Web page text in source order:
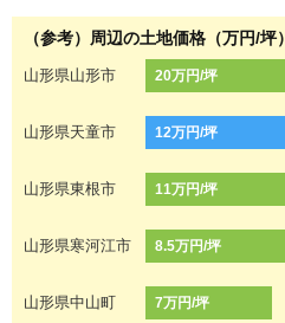
（参考）周辺の土地価格（万円/坪）
山形県山形市 20万円/坪
山形県天童市 12万円/坪
山形県東根市 11万円/坪
山形県寒河江市 8.5万円/坪
山形県中山町 7万円/坪